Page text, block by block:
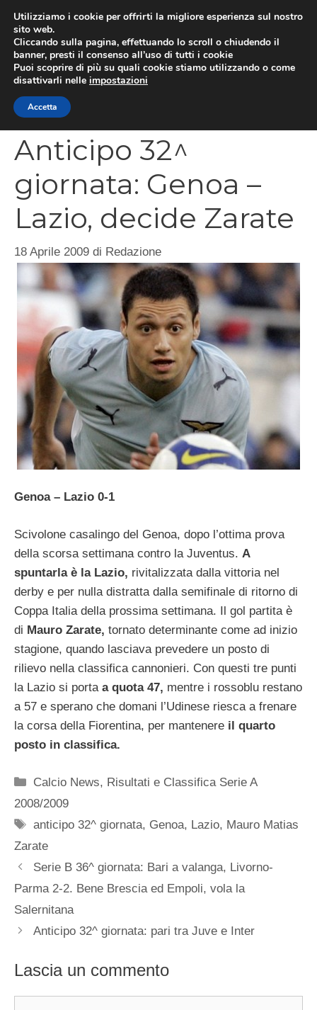
contenuto
Anticipo 32^
giornata: Genoa –
Lazio, decide Zarate
18 Aprile 2009 di Redazione
Genoa – Lazio 0-1
Scivolone casalingo del Genoa, dopo l’ottima prova
della scorsa settimana contro la Juventus. A
spuntarla è la Lazio, rivitalizzata dalla vittoria nel
derby e per nulla distratta dalla semifinale di ritorno di
Coppa Italia della prossima settimana. Il gol partita è
di Mauro Zarate, tornato determinante come ad inizio
stagione, quando lasciava prevedere un posto di
rilievo nella classifica cannonieri. Con questi tre punti
la Lazio si porta a quota 47, mentre i rossoblu restano
a 57 e sperano che domani l’Udinese riesca a frenare
la corsa della Fiorentina, per mantenere il quarto
posto in classifica.
Categorie
Calcio News, Risultati e Classifica Serie A
2008/2009
Tag
anticipo 32^ giornata, Genoa, Lazio, Mauro Matias
Zarate
Serie B 36^ giornata: Bari a valanga, Livorno-
Parma 2-2. Bene Brescia ed Empoli, vola la
Salernitana
Anticipo 32^ giornata: pari tra Juve e Inter
Lascia un commento
Utilizziamo i cookie per offrirti la migliore esperienza sul nostro
sito web.
Cliccando sulla pagina, effettuando lo scroll o chiudendo il
banner, presti il consenso all’uso di tutti i cookie
Puoi scoprire di più su quali cookie stiamo utilizzando o come
disattivarli nelle impostazioni
Accetta